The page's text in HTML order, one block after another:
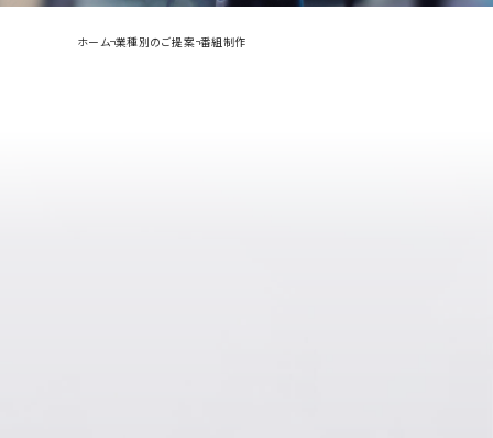
ホーム 業種別のご提案 番組制作